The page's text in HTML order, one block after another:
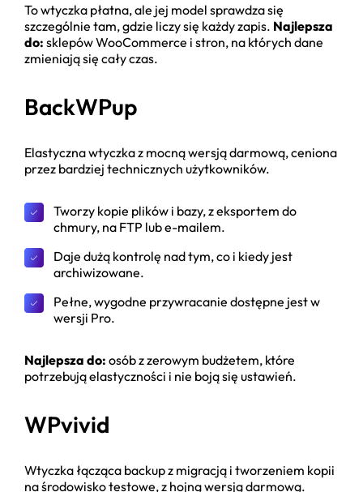
To wtyczka płatna, ale jej model sprawdza się
szczególnie tam, gdzie liczy się każdy zapis. Najlepsza
do: sklepów WooCommerce i stron, na których dane
zmieniają się cały czas.
BackWPup
Elastyczna wtyczka z mocną wersją darmową, ceniona
przez bardziej technicznych użytkowników.
Tworzy kopie plików i bazy, z eksportem do
chmury, na FTP lub e-mailem.
Daje dużą kontrolę nad tym, co i kiedy jest
archiwizowane.
Pełne, wygodne przywracanie dostępne jest w
wersji Pro.
Najlepsza do: osób z zerowym budżetem, które
potrzebują elastyczności i nie boją się ustawień.
WPvivid
Wtyczka łącząca backup z migracją i tworzeniem kopii
na środowisko testowe, z hojną wersją darmową.